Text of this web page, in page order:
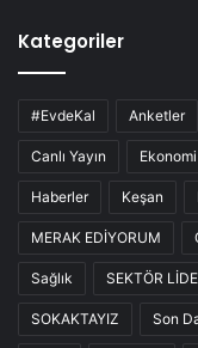
Kategoriler
#EvdeKal Anketler
Canlı Yayın Ekonomi
Haberler Keşan
MERAK EDİYORUM
Sağlık SEKTÖR
SOKAKTAYIZ Son